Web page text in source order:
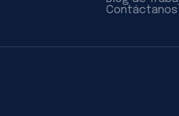
Contáctanos